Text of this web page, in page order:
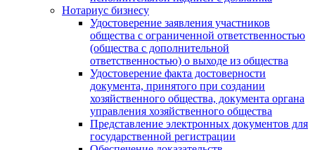
Нотариус бизнесу
Удостоверение заявления участников
общества с ограниченной ответственностью
(общества с дополнительной
ответственностью) о выходе из общества
Удостоверение факта достоверности
документа, принятого при создании
хозяйственного общества, документа органа
управления хозяйственного общества
Представление электронных документов для
государственной регистрации